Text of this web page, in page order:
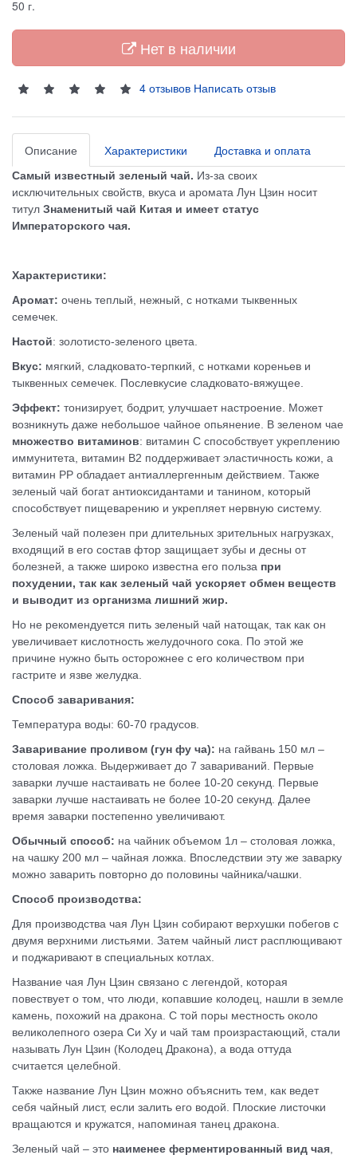
50 г.
Нет в наличии
4 отзывов Написать отзыв
Описание Характеристики Доставка и оплата
Самый известный зеленый чай. Из-за своих
исключительных свойств, вкуса и аромата Лун Цзин носит
титул Знаменитый чай Китая и имеет статус
Императорского чая.
Характеристики:
Аромат: очень теплый, нежный, с нотками тыквенных
семечек.
Настой: золотисто-зеленого цвета.
Вкус: мягкий, сладковато-терпкий, с нотками кореньев и
тыквенных семечек. Послевкусие сладковато-вяжущее.
Эффект: тонизирует, бодрит, улучшает настроение. Может
возникнуть даже небольшое чайное опьянение. В зеленом чае
множество витаминов: витамин С способствует укреплению
иммунитета, витамин В2 поддерживает эластичность кожи, а
витамин РР обладает антиаллергенным действием. Также
зеленый чай богат антиоксидантами и танином, который
способствует пищеварению и укрепляет нервную систему.
Зеленый чай полезен при длительных зрительных нагрузках,
входящий в его состав фтор защищает зубы и десны от
болезней, а также широко известна его польза при
похудении, так как зеленый чай ускоряет обмен веществ
и выводит из организма лишний жир.
Но не рекомендуется пить зеленый чай натощак, так как он
увеличивает кислотность желудочного сока. По этой же
причине нужно быть осторожнее с его количеством при
гастрите и язве желудка.
Способ заваривания:
Температура воды: 60-70 градусов.
Заваривание проливом (гун фу ча): на гайвань 150 мл –
столовая ложка. Выдерживает до 7 завариваний. Первые
заварки лучше настаивать не более 10-20 секунд. Первые
заварки лучше настаивать не более 10-20 секунд. Далее
время заварки постепенно увеличивают.
Обычный способ: на чайник объемом 1л – столовая ложка,
на чашку 200 мл – чайная ложка. Впоследствии эту же заварку
можно заварить повторно до половины чайника/чашки.
Способ производства:
Для производства чая Лун Цзин собирают верхушки побегов с
двумя верхними листьями. Затем чайный лист расплющивают
и поджаривают в специальных котлах.
Название чая Лун Цзин связано с легендой, которая
повествует о том, что люди, копавшие колодец, нашли в земле
камень, похожий на дракона. С той поры местность около
великолепного озера Си Ху и чай там произрастающий, стали
называть Лун Цзин (Колодец Дракона), а вода оттуда
считается целебной.
Также название Лун Цзин можно объяснить тем, как ведет
себя чайный лист, если залить его водой. Плоские листочки
вращаются и кружатся, напоминая танец дракона.
Зеленый чай – это наименее ферментированный вид чая,